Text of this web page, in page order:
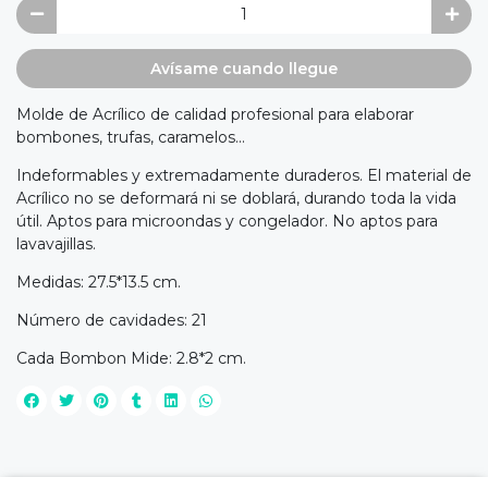
Avísame cuando llegue
Molde de Acrílico de calidad profesional para elaborar
bombones, trufas, caramelos...
Indeformables y extremadamente duraderos. El material de
Acrílico no se deformará ni se doblará, durando toda la vida
útil. Aptos para microondas y congelador. No aptos para
lavavajillas.
Medidas: 27.5*13.5 cm.
Número de cavidades: 21
Cada Bombon Mide: 2.8*2 cm.